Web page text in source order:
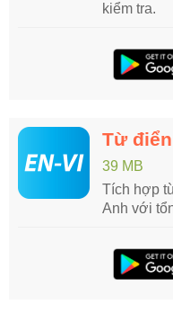
kiểm tra.
Từ
39 MB
Tích hợp
Anh với